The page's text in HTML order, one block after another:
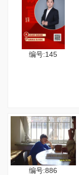
编号:145
编号:886